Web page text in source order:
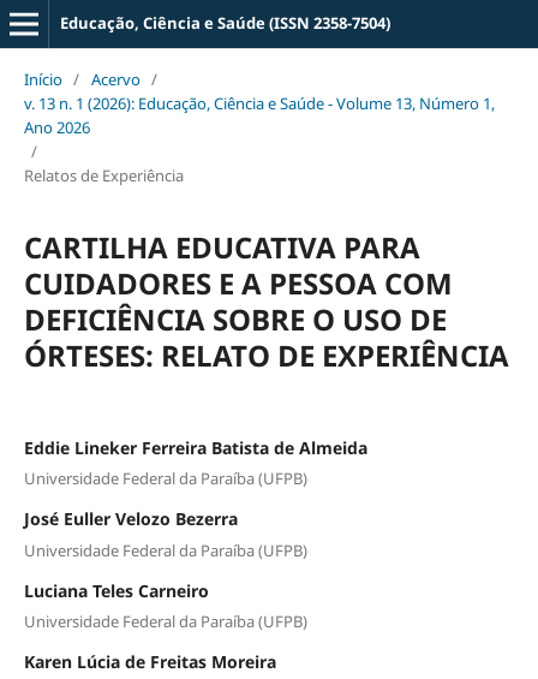
Educação, Ciência e Saúde (ISSN 2358-7504)
Início / Acervo /
v. 13 n. 1 (2026): Educação, Ciência e Saúde - Volume 13, Número 1,
Ano 2026
/
Relatos de Experiência
CARTILHA EDUCATIVA PARA
CUIDADORES E A PESSOA COM
DEFICIÊNCIA SOBRE O USO DE
ÓRTESES: RELATO DE EXPERIÊNCIA
Eddie Lineker Ferreira Batista de Almeida
Universidade Federal da Paraíba (UFPB)
José Euller Velozo Bezerra
Universidade Federal da Paraíba (UFPB)
Luciana Teles Carneiro
Universidade Federal da Paraíba (UFPB)
Karen Lúcia de Freitas Moreira